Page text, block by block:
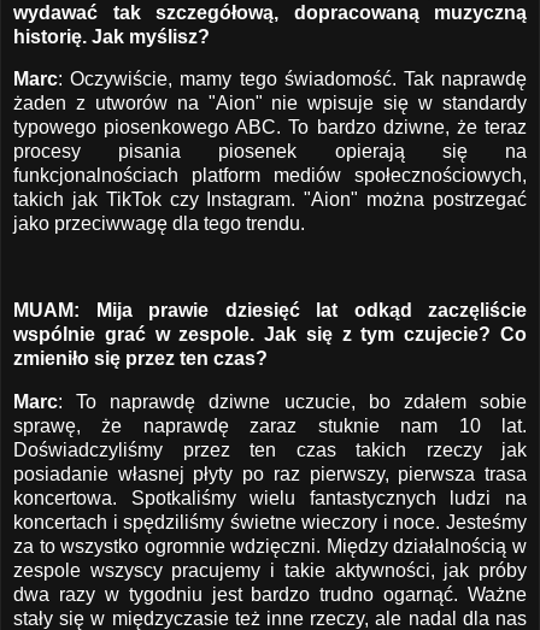
wydawać tak szczegółową, dopracowaną muzyczną
historię. Jak myślisz?
Marc: Oczywiście, mamy tego świadomość. Tak naprawdę
żaden z utworów na "Aion" nie wpisuje się w standardy
typowego piosenkowego ABC. To bardzo dziwne, że teraz
procesy pisania piosenek opierają się na
funkcjonalnościach platform mediów społecznościowych,
takich jak TikTok czy Instagram. "Aion" można postrzegać
jako przeciwwagę dla tego trendu.
MUAM: Mija prawie dziesięć lat odkąd zaczęliście
wspólnie grać w zespole. Jak się z tym czujecie? Co
zmieniło się przez ten czas?
Marc: To naprawdę dziwne uczucie, bo zdałem sobie
sprawę, że naprawdę zaraz stuknie nam 10 lat.
Doświadczyliśmy przez ten czas takich rzeczy jak
posiadanie własnej płyty po raz pierwszy, pierwsza trasa
koncertowa. Spotkaliśmy wielu fantastycznych ludzi na
koncertach i spędziliśmy świetne wieczory i noce. Jesteśmy
za to wszystko ogromnie wdzięczni. Między działalnością w
zespole wszyscy pracujemy i takie aktywności, jak próby
dwa razy w tygodniu jest bardzo trudno ogarnąć. Ważne
stały się w międzyczasie też inne rzeczy, ale nadal dla nas